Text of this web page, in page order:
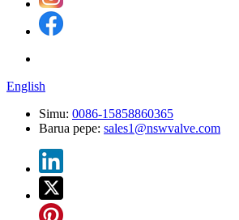
English
Simu: 0086-15858860365
Barua pepe: sales1@nswvalve.com